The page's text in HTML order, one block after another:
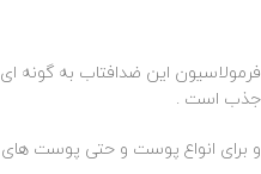
فرمولاسیون این ضدافتاب به گونه
جذب است .
و برای انواع پوست و حتی پوست